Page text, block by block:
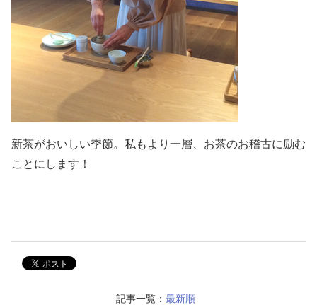
新茶がおいしい季節。私もより一層、お茶のお稽古に励む
ことにします！
記事一覧： 最新順